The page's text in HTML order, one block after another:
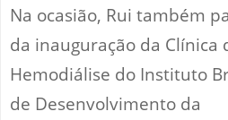
Na ocasião, Rui também
da inauguração da Clínica
Hemodiálise do Instituto
de Desenvolvimento da